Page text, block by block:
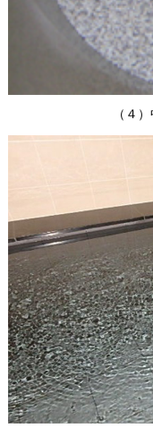
（４